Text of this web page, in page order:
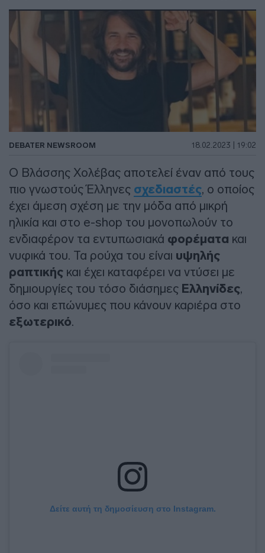
DEBATER NEWSROOM 18.02.2023 | 19:02
Ο Βλάσσης Χολέβας αποτελεί έναν από τους
πιο γνωστούς Έλληνες σχεδιαστές, ο οποίος
έχει άμεση σχέση με την μόδα από μικρή
ηλικία και στο e-shop του μονοπωλούν το
ενδιαφέρον τα εντυπωσιακά φορέματα και
νυφικά του. Τα ρούχα του είναι υψηλής
ραπτικής και έχει καταφέρει να ντύσει με
δημιουργίες του τόσο διάσημες Ελληνίδες,
όσο και επώνυμες που κάνουν καριέρα στο
εξωτερικό.
Δείτε αυτή τη δημοσίευση στο Instagram.